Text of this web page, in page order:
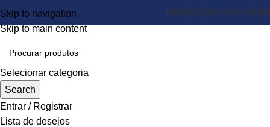
Skip to navigation
Skip to main content
PROMOÇÕES LOJA ONLINE
Selecionar categoria
Search
Entrar / Registrar
Lista de desejos